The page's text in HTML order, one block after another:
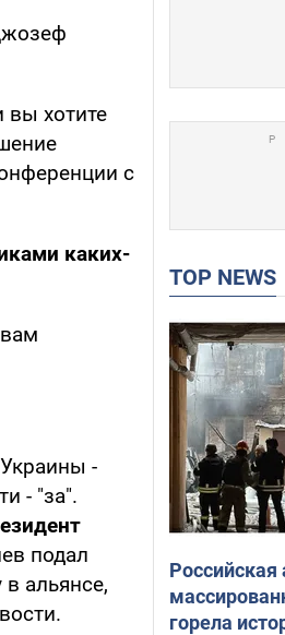
вы хотите
с
каких-
-
- "за".
подал
альянсе,
TOP NEWS
горела